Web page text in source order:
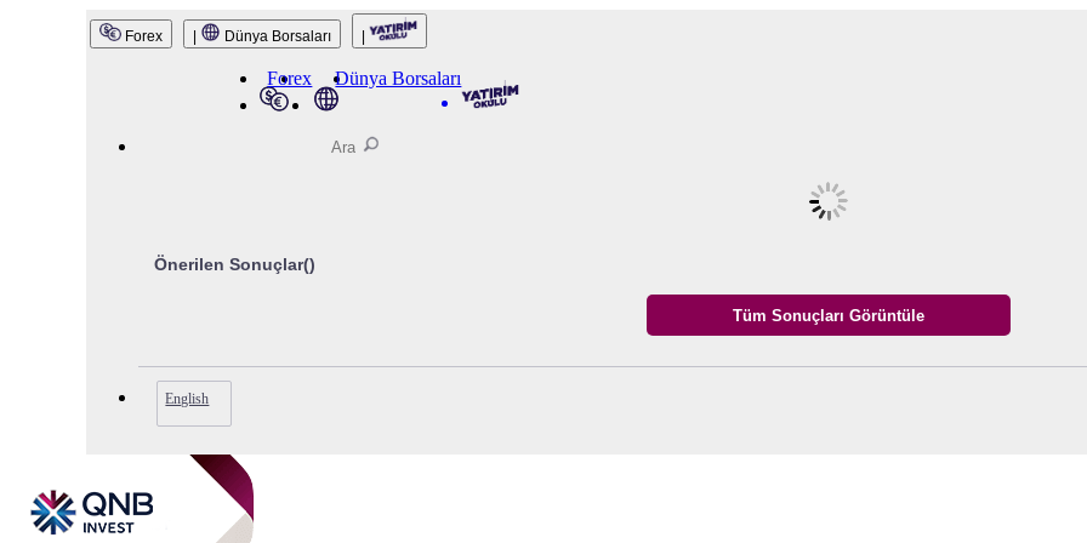
QNB Invest
Forex Dünya Borsaları
Forex Dünya Borsaları
Önerilen Sonuçlar()
English